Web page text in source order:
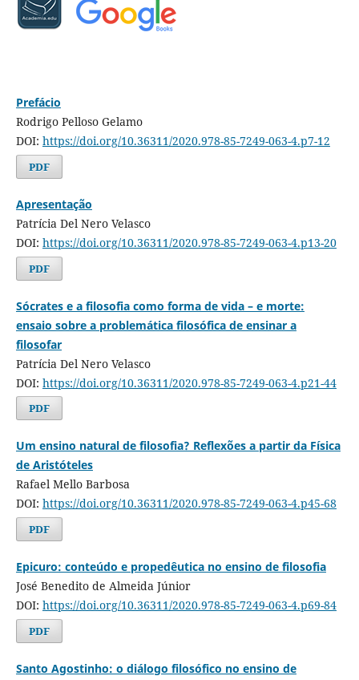
Prefácio
Rodrigo Pelloso Gelamo
DOI: https://doi.org/10.36311/2020.978-85-7249-063-4.p7-12
PDF
Apresentação
Patrícia Del Nero Velasco
DOI: https://doi.org/10.36311/2020.978-85-7249-063-4.p13-20
PDF
Sócrates e a filosofia como forma de vida – e morte:
ensaio sobre a problemática filosófica de ensinar a
filosofar
Patrícia Del Nero Velasco
DOI: https://doi.org/10.36311/2020.978-85-7249-063-4.p21-44
PDF
Um ensino natural de filosofia? Reflexões a partir da Física
de Aristóteles
Rafael Mello Barbosa
DOI: https://doi.org/10.36311/2020.978-85-7249-063-4.p45-68
PDF
Epicuro: conteúdo e propedêutica no ensino de filosofia
José Benedito de Almeida Júnior
DOI: https://doi.org/10.36311/2020.978-85-7249-063-4.p69-84
PDF
Santo Agostinho: o diálogo filosófico no ensino de